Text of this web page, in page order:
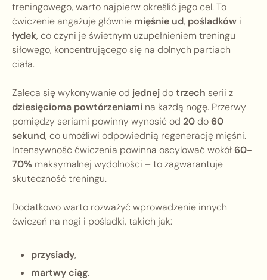
treningowego, warto najpierw określić jego cel. To
ćwiczenie angażuje głównie mięśnie ud, pośladków i
łydek, co czyni je świetnym uzupełnieniem treningu
siłowego, koncentrującego się na dolnych partiach
ciała.
Zaleca się wykonywanie od jednejdotrzech serii z
dziesięcioma powtórzeniami na każdą nogę. Przerwy
pomiędzy seriami powinny wynosić od 20do60
sekund, co umożliwi odpowiednią regenerację mięśni.
Intensywność ćwiczenia powinna oscylować wokół60-
70% maksymalnej wydolności – to zagwarantuje
skuteczność treningu.
Dodatkowo warto rozważyć wprowadzenie innych
ćwiczeń na nogi i pośladki, takich jak:
przysiady,
martwy ciąg.